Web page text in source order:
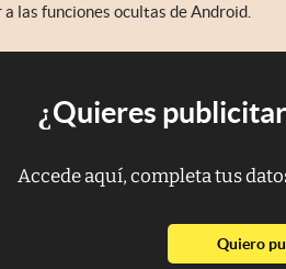
las funciones ocultas de Android.
¿Quieres
Accede aquí, completa tus
Quiero